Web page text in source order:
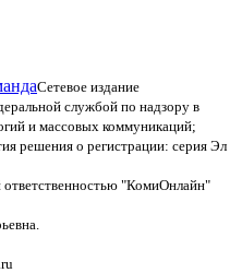
Сетевое издание
службой по надзору в
и массовых коммуникаций;
решения о регистрации: серия Эл
"КомиОнлайн"